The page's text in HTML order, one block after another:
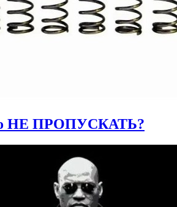
НЕ ПРОПУСКАТЬ?